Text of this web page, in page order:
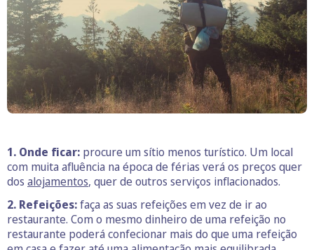
1. Onde ficar: procure um sítio menos turístico. Um local
com muita afluência na época de férias verá os preços quer
dos alojamentos, quer de outros serviços inflacionados.
2. Refeições:faça as suas refeições em vez de ir ao
restaurante. Com o mesmo dinheiro de uma refeição no
restaurante poderá confecionar mais do que uma refeição